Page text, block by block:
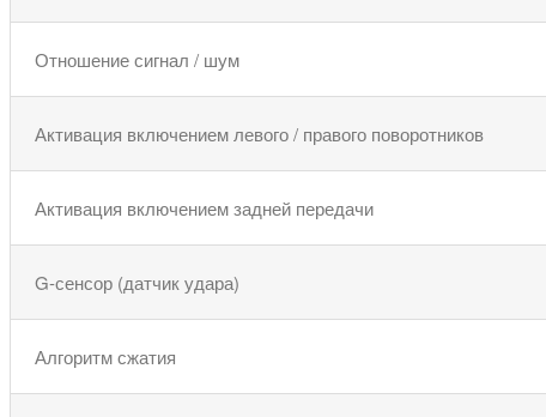
Отношение сигнал / шум
Активация включением левого / правого поворотников
Активация включением задней передачи
G-сенсор (датчик удара)
Алгоритм сжатия